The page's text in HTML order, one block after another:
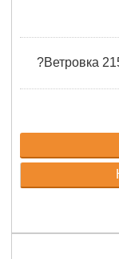
?Ветровка